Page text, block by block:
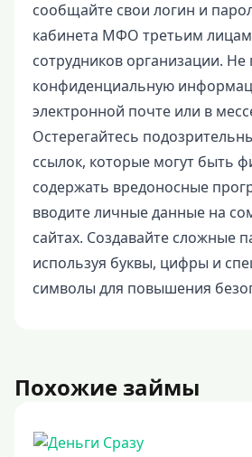
сообщайте свои логин и
кабинета МФО третьим
сотрудников организации. Не
конфиденциальную
электронной почте или в
Остерегайтесь
ссылок, которые могут быть
содержать вредоносные
вводите личные данные на
сайтах. Создавайте сложные
используя буквы, цифры и
символы для повышения
Похожие займы